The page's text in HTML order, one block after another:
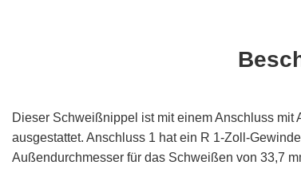
Dieser Schweißnippel ist mit einem Anschluss
ausgestattet. Anschluss 1 hat ein R 1-Zoll-
Außendurchmesser für das Schweißen von 33,7